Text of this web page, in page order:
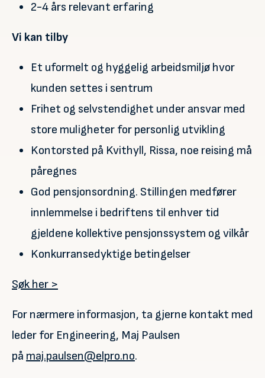
2-4 års relevant erfaring
Vi kan tilby
Et uformelt og hyggelig arbeidsmiljø hvor
kunden settes i sentrum
Frihet og selvstendighet under ansvar med
store muligheter for personlig utvikling
Kontorsted på Kvithyll, Rissa, noe reising må
påregnes
God pensjonsordning. Stillingen medfører
innlemmelse i bedriftens til enhver tid
gjeldene kollektive pensjonssystem og vilkår
Konkurransedyktige betingelser
Søk her >
For nærmere informasjon, ta gjerne kontakt med
leder for Engineering, Maj Paulsen
på maj.paulsen@elpro.no.